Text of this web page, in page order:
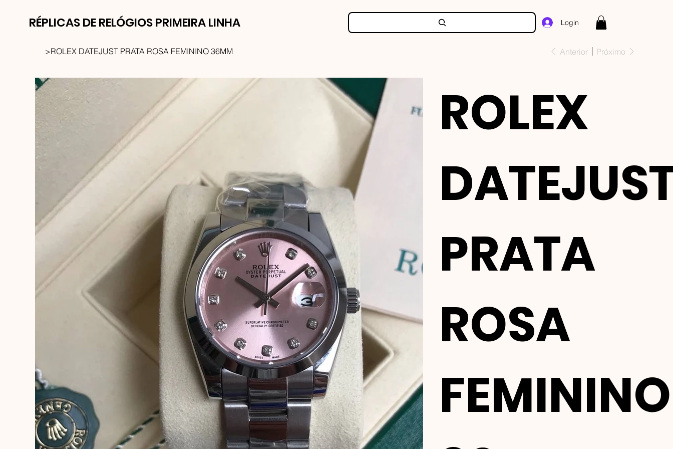
RÉPLICAS DE RELÓGIOS PRIMEIRA LINHA Login
>ROLEX DATEJUST PRATA ROSA FEMININO 36MM Anterior Próximo
ROLEX
PRATA
ROSA
FEMININO